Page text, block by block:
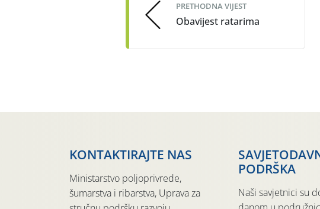
PRETHODNA VIJEST
Obavijest ratarima
KONTAKTIRAJTE NAS
Ministarstvo poljoprivrede,
šumarstva i ribarstva, Uprava za
PODRŠKA
Naši savjetnici su